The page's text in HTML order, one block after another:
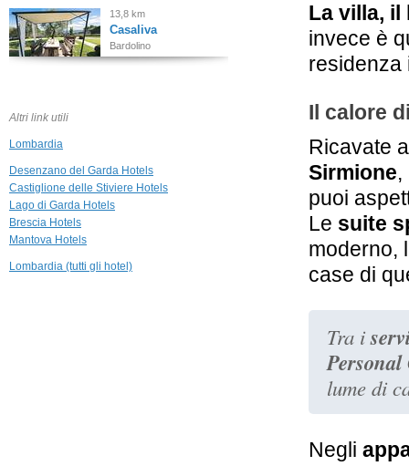
La villa, il
invece è
residenza
Il calore
Ricavate
Sirmione,
puoi
Le suite
moderno,
case di
Tra i
lume di
Negli
13,8 km
Casaliva
Bardolino
Hotel Regina
Adelaide
Garda
Wine Relais
Altri link utili
Lombardia
Desenzano del Garda Hotels
Castiglione delle Stiviere Hotels
Lago di Garda Hotels
Brescia Hotels
Mantova Hotels
Lombardia (tutti gli hotel)